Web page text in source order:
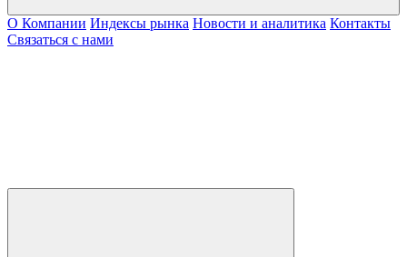
О Компании Индексы рынка Новости и аналитика Контакты
Связаться с нами